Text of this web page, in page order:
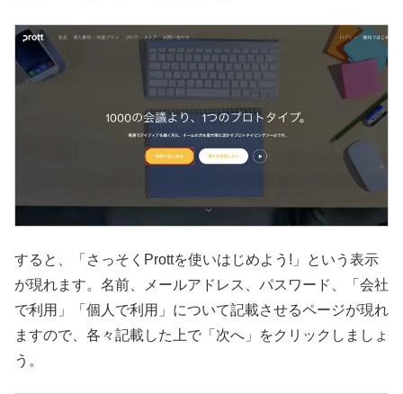
すると、「さっそくProttを使いはじめよう!」という表示
が現れます。名前、メールアドレス、パスワード、「会社
で利用」「個人で利用」について記載させるページが現れ
ますので、各々記載した上で「次へ」をクリックしましょ
う。